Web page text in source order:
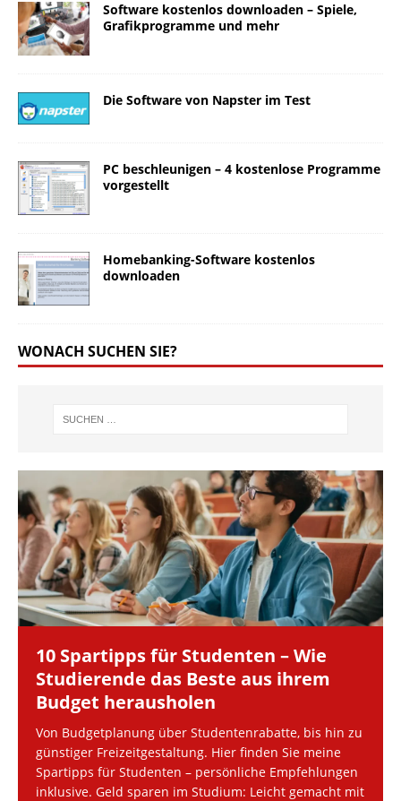
Software kostenlos downloaden – Spiele,
Grafikprogramme und mehr
Die Software von Napster im Test
PC beschleunigen – 4 kostenlose Programme
vorgestellt
Homebanking-Software kostenlos
downloaden
WONACH SUCHEN SIE?
10 Spartipps für Studenten – Wie
Studierende das Beste aus ihrem
Budget herausholen
Von Budgetplanung über Studentenrabatte, bis hin zu
günstiger Freizeitgestaltung. Hier finden Sie meine
Spartipps für Studenten – persönliche Empfehlungen
inklusive. Geld sparen im Studium: Leicht gemacht mit